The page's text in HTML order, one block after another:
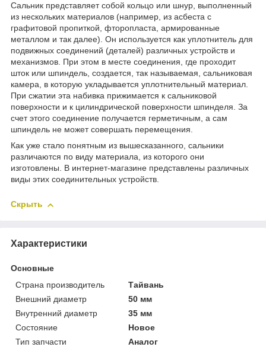
Сальник представляет собой кольцо или шнур, выполненный
из нескольких материалов (например, из асбеста с
графитовой пропиткой, фторопласта, армированные
металлом и так далее). Он используется как уплотнитель для
подвижных соединений (деталей) различных устройств и
механизмов. При этом в месте соединения, где проходит
шток или шпиндель, создается, так называемая, сальниковая
камера, в которую укладывается уплотнительный материал.
При сжатии эта набивка прижимается к сальниковой
поверхности и к цилиндрической поверхности шпинделя. За
счет этого соединение получается герметичным, а сам
шпиндель не может совершать перемещения.
Как уже стало понятным из вышесказанного, сальники
различаются по виду материала, из которого они
изготовлены. В интернет-магазине представлены различных
виды этих соединительных устройств.
Скрыть
Характеристики
Основные
Страна производитель
Тайвань
Внешний диаметр
50 мм
Внутренний диаметр
35 мм
Состояние
Новое
Тип запчасти
Аналог